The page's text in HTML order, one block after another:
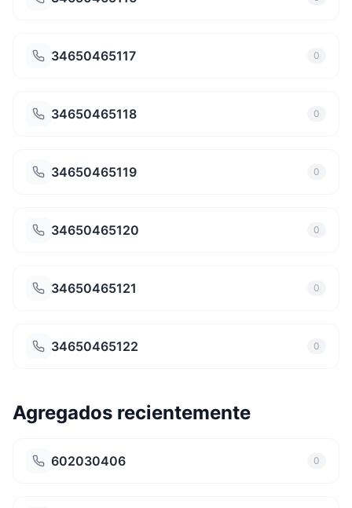
34650465117 0
34650465118 0
34650465119 0
34650465120 0
34650465121 0
34650465122 0
Agregados recientemente
602030406 0